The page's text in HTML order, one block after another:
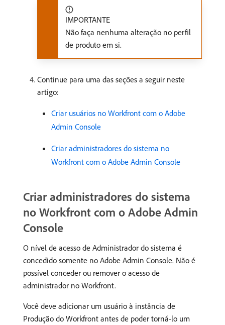
IMPORTANTE
Não faça nenhuma alteração no perfil
de produto em si.
Continue para uma das seções a seguir neste
artigo:
Criar usuários no Workfront com o Adobe
Admin Console
Criar administradores do sistema no
Workfront com o Adobe Admin Console
Criar administradores do sistema
no Workfront com o Adobe Admin
Console
O nível de acesso de Administrador do sistema é
concedido somente no Adobe Admin Console. Não é
possível conceder ou remover o acesso de
administrador no Workfront.
Você deve adicionar um usuário à instância de
Produção do Workfront antes de poder torná-lo um